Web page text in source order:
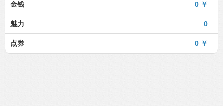
0 ￥
金钱
0
魅力
0 ￥
点券